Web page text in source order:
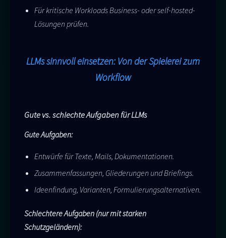
Für kritische Workloads Business- oder self-hosted-
Lösungen prüfen.
LLMs sinnvoll einsetzen: Von der Spielerei zum
Workflow
Gute vs. schlechte Aufgaben für LLMs
Gute Aufgaben:
Entwürfe für Texte, Mails, Dokumentationen.
Zusammenfassungen, Gliederungen und Briefings.
Ideenfindung, Varianten, Formulierungsalternativen.
Schlechtere Aufgaben (nur mit starken
Schutzgeländern):